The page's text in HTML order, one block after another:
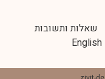
שאלות ותשובות
English